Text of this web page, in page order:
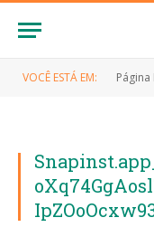
VOCÊ ESTÁ EM: Página